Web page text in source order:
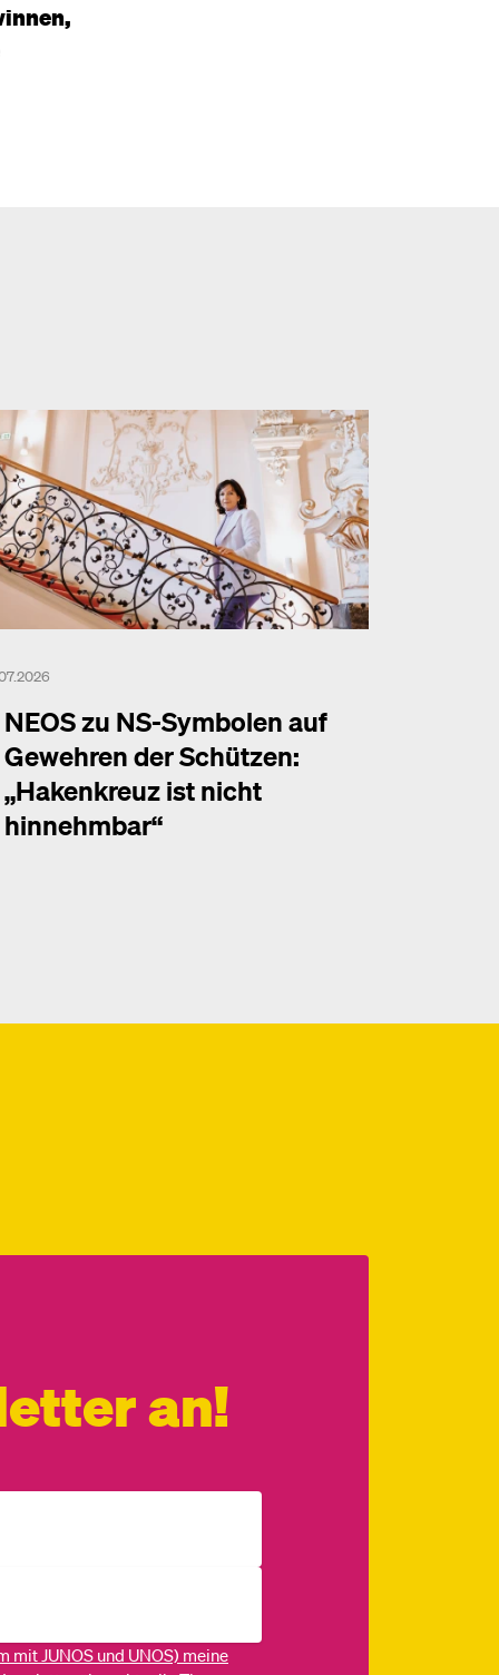
NEOS zu NS-Symbolen auf
Gewehren der Schützen:
„Hakenkreuz ist nicht
hinnehmbar“
an!
mit JUNOS und UNOS) meine